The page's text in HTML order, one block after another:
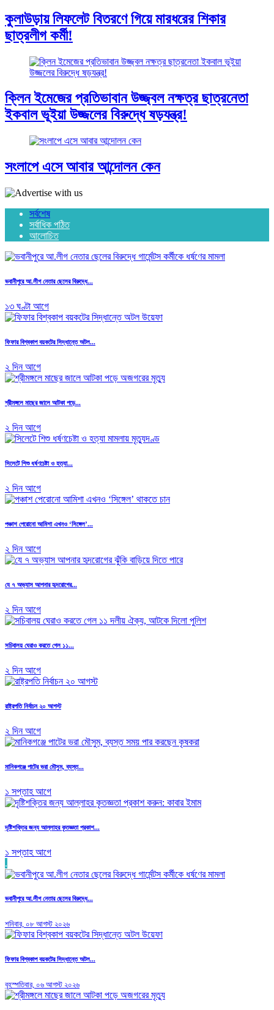
কুলাউড়ায় লিফলেট বিতরণে গিয়ে মারধরের শিকার
ছাত্রলীগ কর্মী!
ক্লিন ইমেজের প্রতিভাবান উজ্জ্বল নক্ষত্র ছাত্রনেতা
ইকবাল ভূইয়া উজ্জলের বিরুদ্ধে ষড়যন্ত্র!
সংলাপে এসে আবার আন্দোলন কেন
সর্বশেষ
সর্বাধিক পঠিত
আলোচিত
ভবানীপুরে আ.লীগ নেতার ছেলের বিরুদ্ধে...
১৩ ঘণ্টা আগে
ফিফার বিশ্বকাপ বয়কটের সিদ্ধান্তে অটল...
২ দিন আগে
শ্রীমঙ্গলে মাছের জালে আটকা পড়ে...
২ দিন আগে
সিলেটে শিশু ধর্ষণচেষ্টা ও হত্যা...
২ দিন আগে
পঞ্চাশ পেরোনো আমিশা এখনও ‘সিঙ্গেল’...
২ দিন আগে
যে ৭ অভ্যাস আপনার হৃদরোগের...
২ দিন আগে
সচিবালয় ঘেরাও করতে গেল ১১...
২ দিন আগে
রাষ্ট্রপতি নির্বাচন ২০ আগস্ট
২ দিন আগে
মানিকগঞ্জে পাটের ভরা মৌসুম, ব্যস্ত...
১ সপ্তাহ আগে
দৃষ্টিশক্তির জন্য আল্লাহর কৃতজ্ঞতা প্রকাশ...
১ সপ্তাহ আগে
.
ভবানীপুরে আ.লীগ নেতার ছেলের বিরুদ্ধে...
শনিবার, ০৮ আগস্ট ২০২৬
ফিফার বিশ্বকাপ বয়কটের সিদ্ধান্তে অটল...
বৃহস্পতিবার, ০৬ আগস্ট ২০২৬